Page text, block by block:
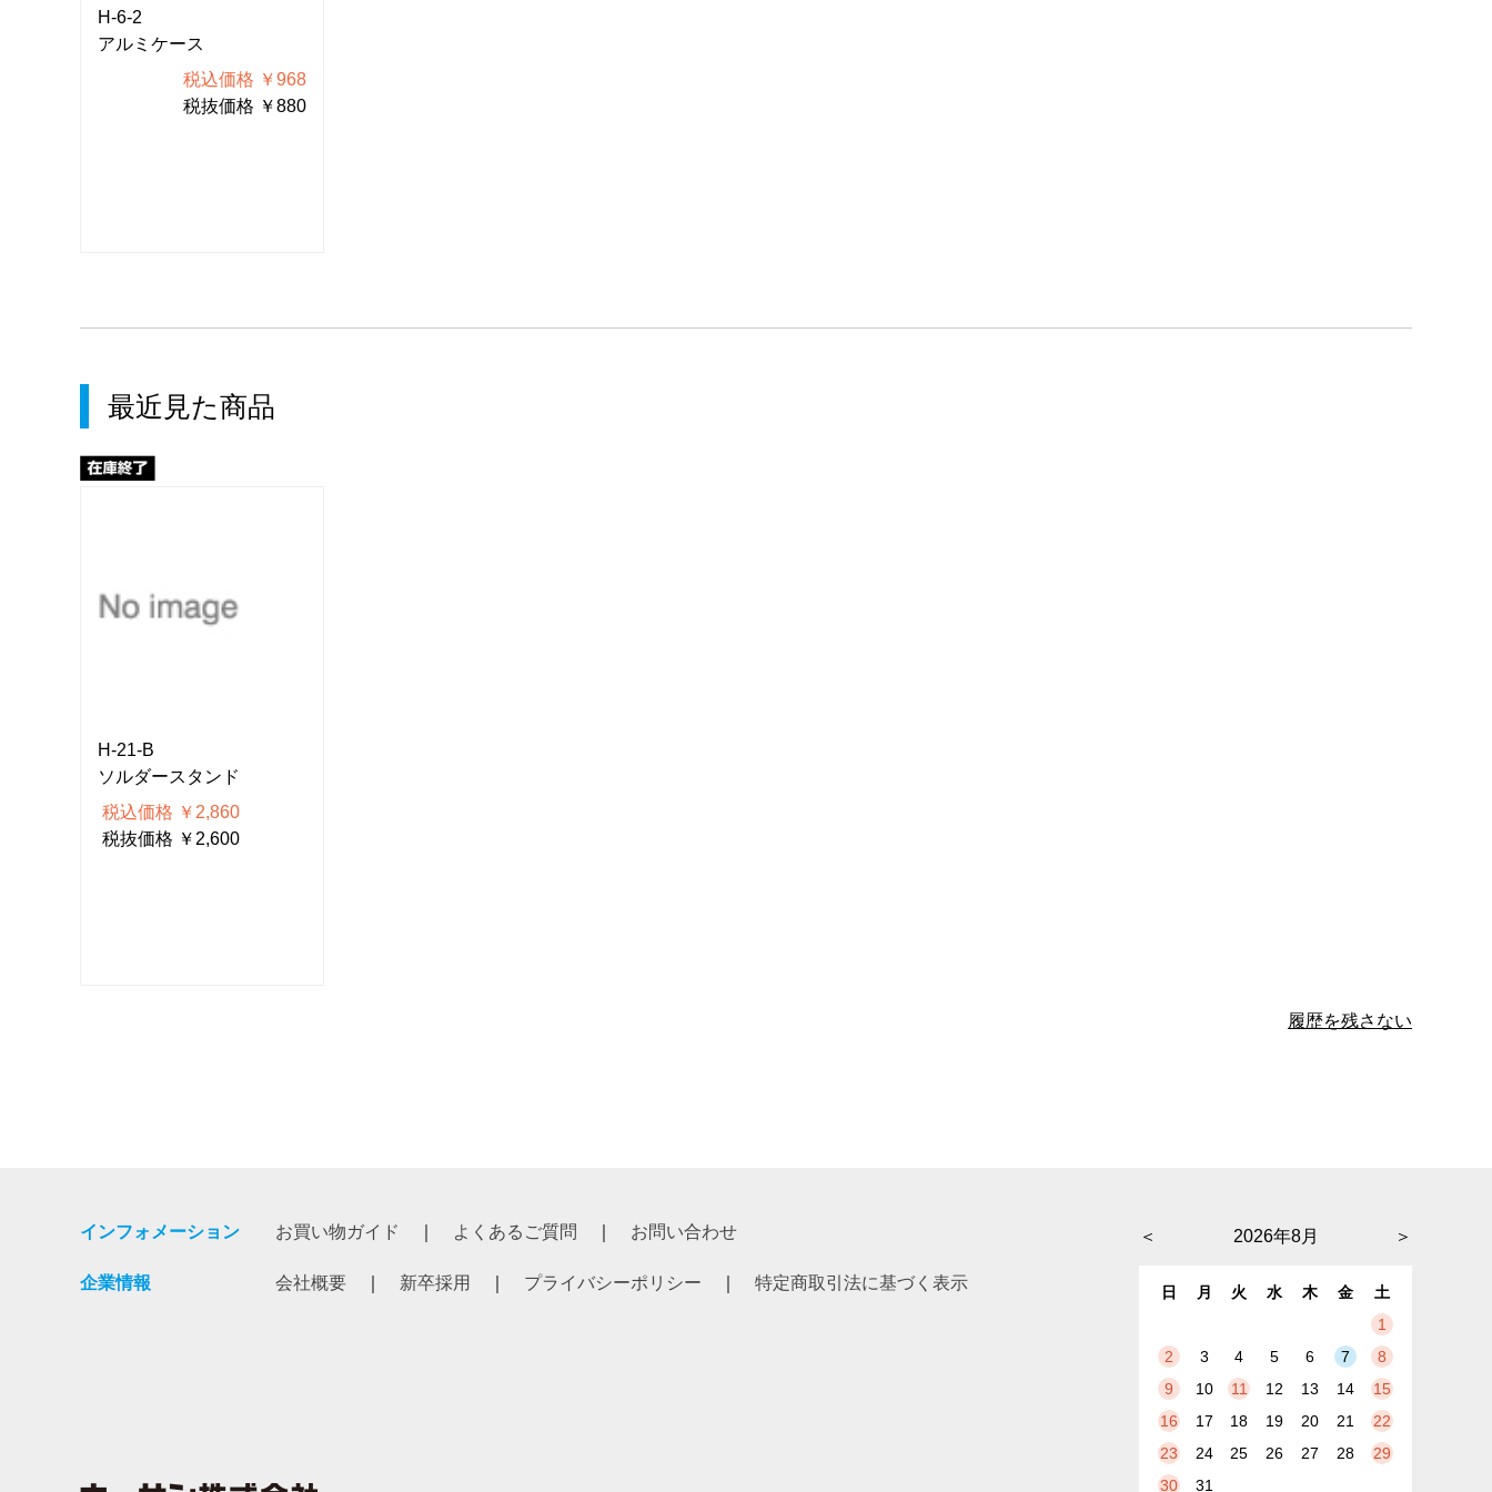
H-6-2
アルミケース
税込価格 ￥968
税抜価格 ￥880
最近見た商品
H-21-B
ソルダースタンド
税込価格 ￥2,860
税抜価格 ￥2,600
履歴を残さない
インフォメーション お買い物ガイド よくあるご質問 お問い合わせ
企業情報 会社概要 新卒採用 プライバシーポリシー 特定商取引法に基づく表示
＜ ＞
2026年8月
日 月 火 水 木 金
土
1
2
3 4 5 6 7
8
9
10 11 12 13 14
15
16
17 18 19 20 21
22
23
24 25 26 27 28
29
30
31